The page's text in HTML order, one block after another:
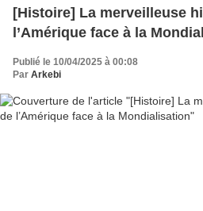
[Histoire] La merveilleuse
l’Amérique face à la
Publié le 10/04/2025 à 00:08
Par Arkebi